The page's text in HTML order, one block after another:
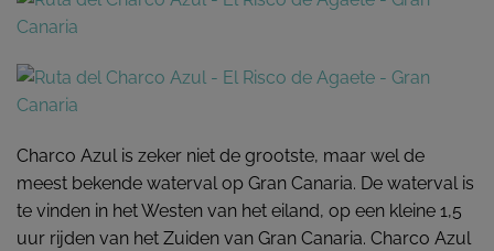
Charco Azul is zeker niet de grootste, maar wel de
meest bekende waterval op Gran Canaria. De waterval is
te vinden in het Westen van het eiland, op een kleine 1,5
uur rijden van het Zuiden van Gran Canaria. Charco Azul